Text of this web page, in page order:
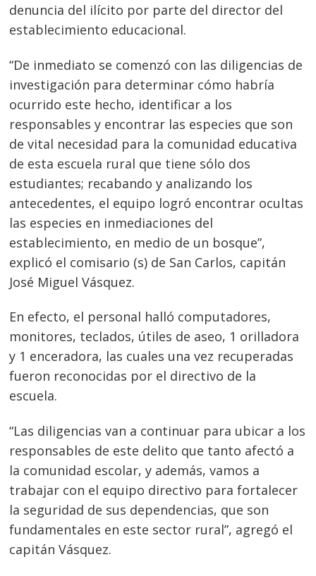
denuncia del ilícito por parte del director del
establecimiento educacional.
“De inmediato se comenzó con las diligencias de
investigación para determinar cómo habría
ocurrido este hecho, identificar a los
responsables y encontrar las especies que son
de vital necesidad para la comunidad educativa
de esta escuela rural que tiene sólo dos
estudiantes; recabando y analizando los
antecedentes, el equipo logró encontrar ocultas
las especies en inmediaciones del
establecimiento, en medio de un bosque”,
explicó el comisario (s) de San Carlos, capitán
José Miguel Vásquez.
En efecto, el personal halló computadores,
monitores, teclados, útiles de aseo, 1 orilladora
y 1 enceradora, las cuales una vez recuperadas
fueron reconocidas por el directivo de la
escuela.
“Las diligencias van a continuar para ubicar a los
responsables de este delito que tanto afectó a
la comunidad escolar, y además, vamos a
trabajar con el equipo directivo para fortalecer
la seguridad de sus dependencias, que son
fundamentales en este sector rural”, agregó el
capitán Vásquez.
Navegación
de
entradas